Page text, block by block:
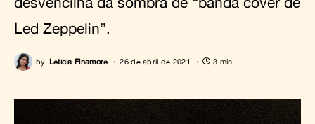
Led Zeppelin”.
by Letícia Finamore 26 de abril de 2021 3 min